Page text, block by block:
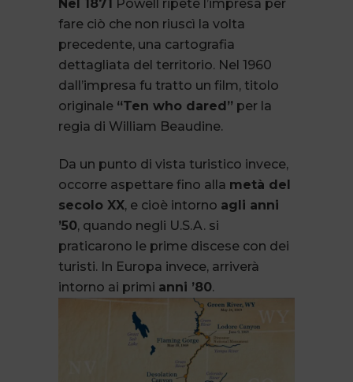
Nel 1871
Powell ripeté l’impresa per
fare ciò che non riuscì la volta
precedente, una cartografia
dettagliata del territorio. Nel 1960
dall’impresa fu tratto un film, titolo
originale “Ten who dared” per la
regia di William Beaudine.
Da un punto di vista turistico invece,
occorre aspettare fino alla metà del
secolo XX, e cioè intorno agli anni
’50, quando negli U.S.A. si
praticarono le prime discese con dei
turisti. In Europa invece, arriverà
intorno ai primi anni ’80.